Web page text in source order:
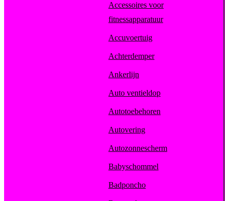
Accessoires voor
fitnessapparatuur
Accuvoertuig
Achterdemper
Ankerlijn
Auto ventieldop
Autotoebehoren
Autovering
Autozonnescherm
Babyschommel
Badponcho